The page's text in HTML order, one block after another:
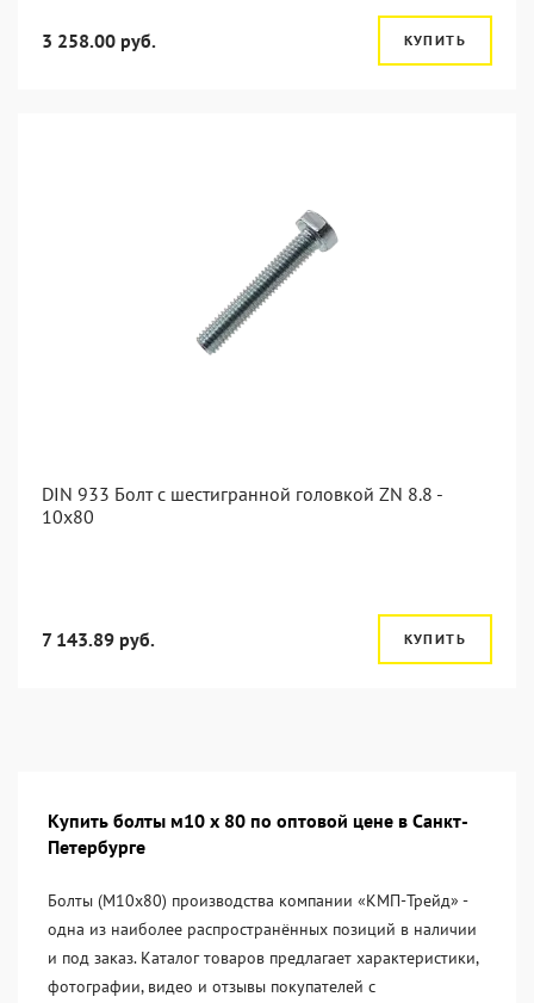
3 258.00 руб. КУПИТЬ
DIN 933 Болт с шестигранной головкой ZN 8.8 -
10x80
7 143.89 руб. КУПИТЬ
Купить болты м10 х 80 по оптовой цене в Санкт-
Петербурге
Болты (М10х80) производства компании «KМП-Трейд» -
одна из наиболее распространённых позиций в наличии
и под заказ. Каталог товаров предлагает характеристики,
фотографии, видео и отзывы покупателей с